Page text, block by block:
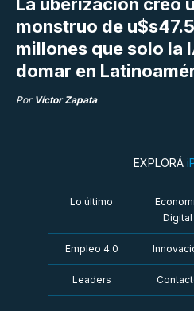
La uberización creó
monstruo de
millones que solo la
domar en
Por Víctor Zapata
EXPLORÁ
Lo último
Digital
Empleo 4.0
Leaders